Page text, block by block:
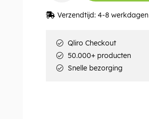
Verzendtijd: 4-8 werkdagen
Qliro Checkout
50.000+ producten
Snelle bezorging